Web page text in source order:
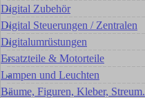
Digital Zubehör
Digital Steuerungen / Zentralen
Digitalumrüstungen
Ersatzteile & Motorteile
Lampen und Leuchten
Bäume, Figuren, Kleber, Streum.